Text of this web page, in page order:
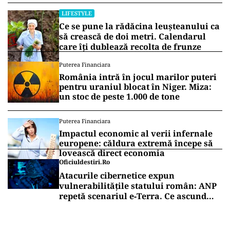
LIFESTYLE
Ce se pune la rădăcina leușteanului ca
să crească de doi metri. Calendarul
care îți dublează recolta de frunze
Puterea Financiara
România intră în jocul marilor puteri
pentru uraniul blocat în Niger. Miza:
un stoc de peste 1.000 de tone
Puterea Financiara
Impactul economic al verii infernale
europene: căldura extremă începe să
lovească direct economia
Oficiuldestiri.ro
Atacurile cibernetice expun
vulnerabilitățile statului român: ANP
repetă scenariul e‑Terra. Ce ascund